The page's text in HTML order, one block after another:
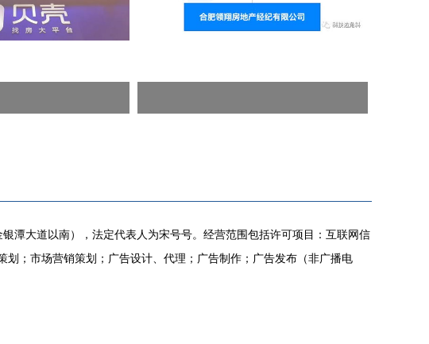
潭大道以南），法定代表人为宋号号。经营范围包括许可项目：互联网信
；市场营销策划；广告设计、代理；广告制作；广告发布（非广播电